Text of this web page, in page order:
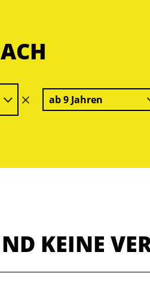
Filter
löschen
ab 9 Jahren
KEINE